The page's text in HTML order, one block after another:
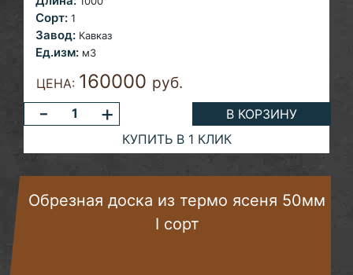
Сорт: 1
Завод: Кавказ
Ед.изм: м3
ЦЕНА: 160000 руб.
- +
В КОРЗИНУ
КУПИТЬ В 1 КЛИК
Обрезная доска из термо ясеня 50мм
I сорт